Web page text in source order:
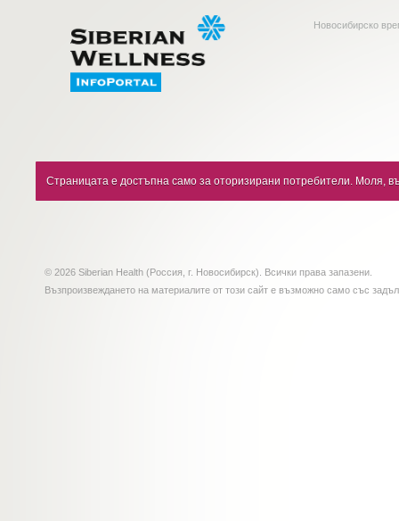
Новосибирско
Страницата е достъпна само за оторизирани потребители. Моля,
© 2026 Siberian Health (Россия, г. Новосибирск). Всички права запазени.
Възпроизвеждането на материалите от този сайт е възможно само със